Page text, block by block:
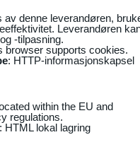
av denne leverandøren,
Leverandøren
-tilpasning.
browser supports cookies.
: HTTP-informasjonskapsel
within the EU and
regulations.
: HTML lokal lagring